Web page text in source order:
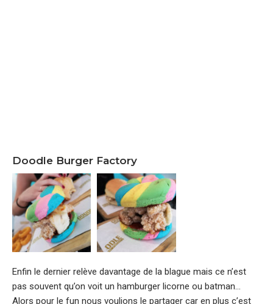
Doodle Burger Factory
Enfin le dernier relève davantage de la blague mais ce n’est
pas souvent qu’on voit un hamburger licorne ou batman…
Alors pour le fun nous voulions le partager car en plus c’est